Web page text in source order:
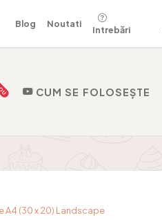
Blog Noutati
Intrebări
CUM SE FOLOSEȘTE
A4 (30 x 20) Landscape